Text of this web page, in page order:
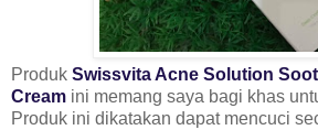
Produk Swissvita Acne Solution
Cream ini memang saya bagi khas
Produk ini dikatakan dapat mencuci